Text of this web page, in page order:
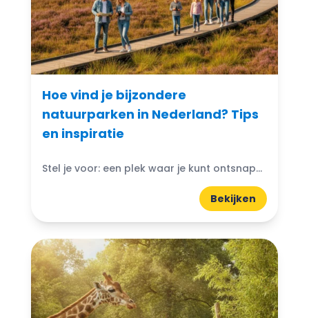
Hoe vind je bijzondere
natuurparken in Nederland? Tips
en inspiratie
Stel je voor: een plek waar je kunt ontsnappen aan de drukte van het dagelijks leven en je onderdompelen in de schoonheid van de natuur. Bijzondere natuurparken in Nederland bieden...
Bekijken